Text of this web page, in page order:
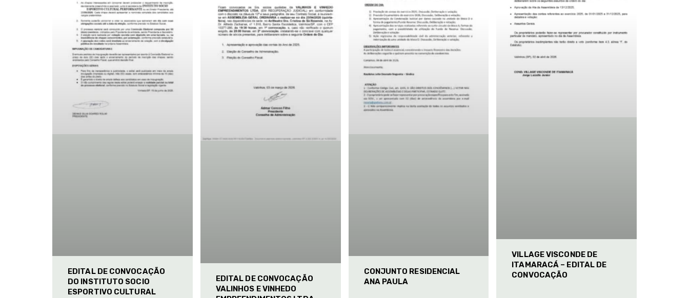
EDITAL DE CONVOCAÇÃO
DO INSTITUTO SOCIO
ESPORTIVO CULTURAL
EDITAL DE CONVOCAÇÃO
VALINHOS E VINHEDO
CONJUNTO RESIDENCIAL
ANA PAULA
VILLAGE VISCONDE DE
ITAMARACÁ – EDITAL DE
CONVOCAÇÃO